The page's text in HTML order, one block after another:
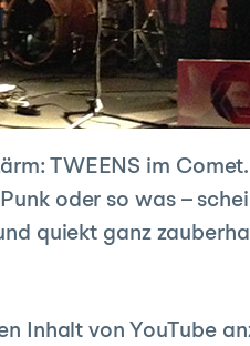
TWEENS im Comet.
oder so was –
quiekt ganz
Inhalt von YouTube